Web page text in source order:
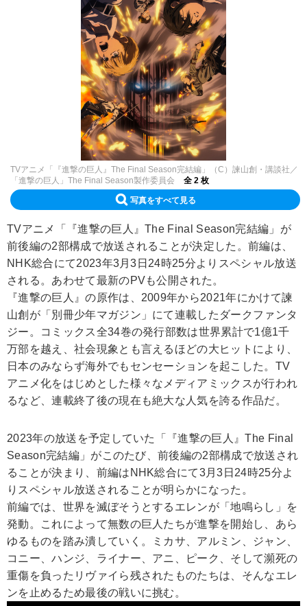
TVアニメ「『進撃の巨人』The Final Season完結編」（C）諫山創・講談社／
「進撃の巨人」The Final Season製作委員会
全 2 枚
写真をすべて見る
TVアニメ「『進撃の巨人』The Final Season完結編」が
前後編の2部構成で放送されることが決定した。前編は、
NHK総合にて2023年3月3日24時25分よりスペシャル放送
される。あわせて最新のPVも公開された。
『進撃の巨人』の原作は、2009年から2021年にかけて諫
山創が「別冊少年マガジン」にて連載したダークファンタ
ジー。コミックス全34巻の発行部数は世界累計で1億1千
万部を越え、社会現象とも言えるほどの大ヒットにより、
日本のみならず海外でもセンセーションを起こした。TV
アニメ化をはじめとした様々なメディアミックスが行われ
るなど、連載終了後の現在も絶大な人気を誇る作品だ。
2023年の放送を予定していた「『進撃の巨人』The Final
Season完結編」がこのたび、前後編の2部構成で放送され
ることが決まり、前編はNHK総合にて3月3日24時25分よ
りスペシャル放送されることが明らかになった。
前編では、世界を滅ぼそうとするエレンが「地鳴らし」を
発動。これによって無数の巨人たちが進撃を開始し、あら
ゆるものを踏み潰していく。ミカサ、アルミン、ジャン、
コニー、ハンジ、ライナー、アニ、ピーク、そして瀕死の
重傷を負ったリヴァイら残されたものたちは、そんなエレ
ンを止めるため最後の戦いに挑む。